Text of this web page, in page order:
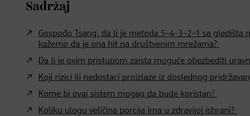
Sadržaj
Gospođo Tsang, da li je metoda 5–4–3–2–1 sa
kažemo da je ona hit na društvenim mrežama?
Da li je ovim pristupom zaista moguće obezbediti
Koji rizici ili nedostaci proizlaze iz doslednog
Kome bi ovaj sistem mogao da bude koristan?
Koliku ulogu veličina porcija ima u zdravijoj ishrani?